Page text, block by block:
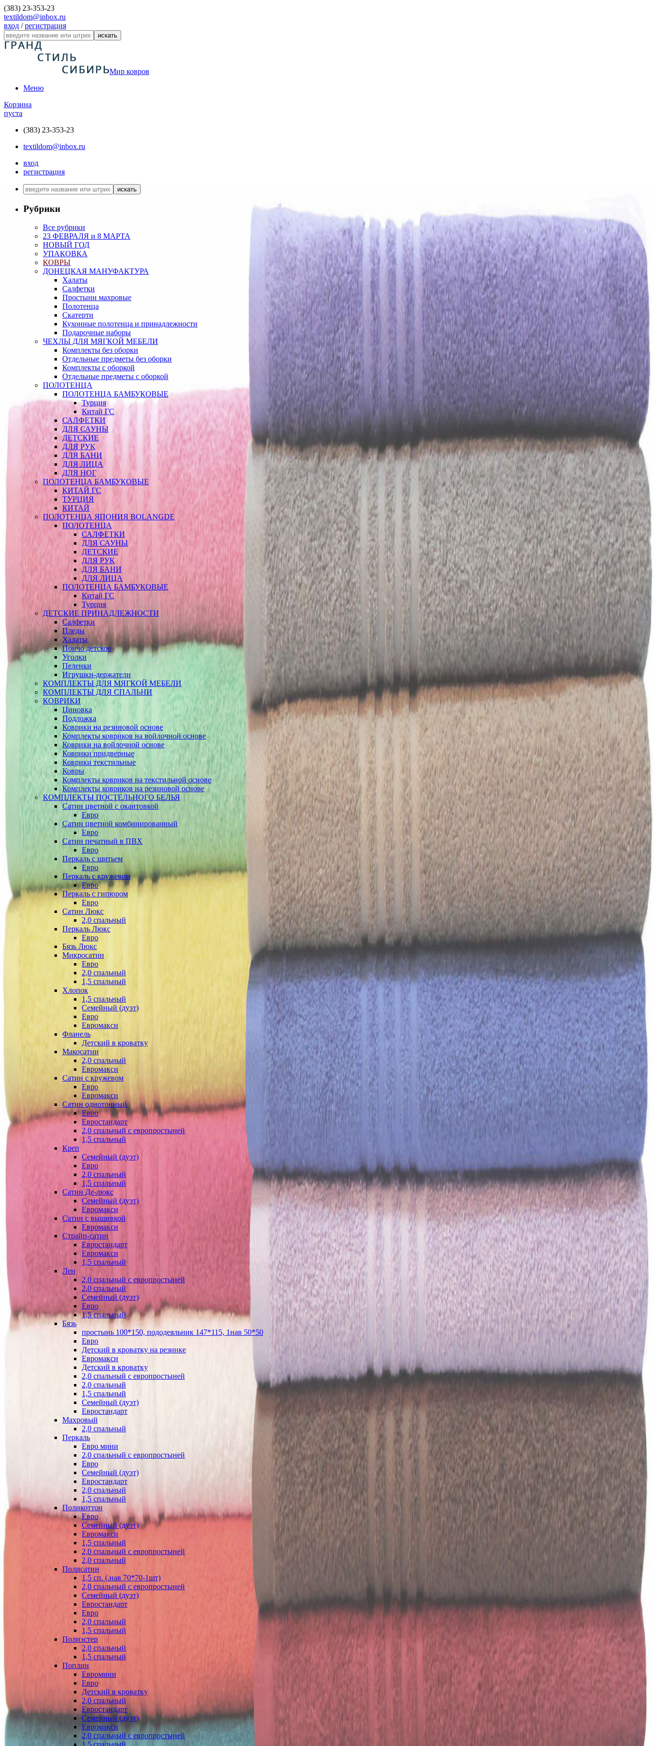
(383) 23-353-23
textildom@inbox.ru
вход /регистрация
искать
Мир ковров
Меню
Корзина
пуста
(383) 23-353-23
textildom@inbox.ru
вход
регистрация
искать
Рубрики
Все рубрики
23 ФЕВРАЛЯ и 8 МАРТА
НОВЫЙ ГОД
УПАКОВКА
КОВРЫ
ДОНЕЦКАЯ МАНУФАКТУРА
Халаты
Салфетки
Простыни махровые
Полотенца
Скатерти
Кухонные полотенца и принадлежности
Подарочные наборы
ЧЕХЛЫ ДЛЯ МЯГКОЙ МЕБЕЛИ
Комплекты без оборки
Отдельные предметы без оборки
Комплекты с оборкой
Отдельные предметы с оборкой
ПОЛОТЕНЦА
ПОЛОТЕНЦА БАМБУКОВЫЕ
Турция
Китай ГС
САЛФЕТКИ
ДЛЯ САУНЫ
ДЕТСКИЕ
ДЛЯ РУК
ДЛЯ БАНИ
ДЛЯ ЛИЦА
ДЛЯ НОГ
ПОЛОТЕНЦА БАМБУКОВЫЕ
КИТАЙ ГС
ТУРЦИЯ
КИТАЙ
ПОЛОТЕНЦА ЯПОНИЯ BOLANGDE
ПОЛОТЕНЦА
САЛФЕТКИ
ДЛЯ САУНЫ
ДЕТСКИЕ
ДЛЯ РУК
ДЛЯ БАНИ
ДЛЯ ЛИЦА
ПОЛОТЕНЦА БАМБУКОВЫЕ
Китай ГС
Турция
ДЕТСКИЕ ПРИНАДЛЕЖНОСТИ
Салфетки
Пледы
Халаты
Пончо детское
Уголки
Пеленки
Игрушки-держатели
КОМПЛЕКТЫ ДЛЯ МЯГКОЙ МЕБЕЛИ
КОМПЛЕКТЫ ДЛЯ СПАЛЬНИ
КОВРИКИ
Циновка
Подложка
Коврики на резиновой основе
Комплекты ковриков на войлочной основе
Коврики на войлочной основе
Коврики придверные
Коврики текстильные
Ковры
Комплекты ковриков на текстильной основе
Комплекты ковриков на резиновой основе
КОМПЛЕКТЫ ПОСТЕЛЬНОГО БЕЛЬЯ
Сатин цветной с окантовкой
Евро
Сатин цветной комбинированный
Евро
Сатин печатный в ПВХ
Евро
Перкаль с шитьем
Евро
Перкаль с кружевом
Евро
Перкаль с гипюром
Евро
Сатин Люкс
2,0 спальный
Перкаль Люкс
Евро
Бязь Люкс
Микросатин
Евро
2,0 спальный
1,5 спальный
Хлопок
1,5 спальный
Семейный (дуэт)
Евро
Евромакси
Фланель
Детский в кроватку
Макосатин
2,0 спальный
Евромакси
Сатин с кружевом
Евро
Евромакси
Сатин однотонный
Евро
Евростандарт
2,0 спальный с европростыней
1,5 спальный
Креп
Семейный (дуэт)
Евро
2,0 спальный
1,5 спальный
Сатин Де-люкс
Семейный (дуэт)
Евромакси
Сатин с вышивкой
Евромакси
Страйп-сатин
Евростандарт
Евромакси
1,5 спальный
Лен
2,0 спальный с европростыней
2,0 спальный
Семейный (дуэт)
Евро
1,5 спальный
Бязь
простынь 100*150, пододеяльник 147*115, 1нав 50*50
Евро
Детский в кроватку на резинке
Евромакси
Детский в кроватку
2,0 спальный с европростыней
2,0 спальный
1,5 спальный
Семейный (дуэт)
Евростандарт
Махровый
2,0 спальный
Перкаль
Евро мини
2,0 спальный с европростыней
Евро
Семейный (дуэт)
Евростандарт
2,0 спальный
1,5 спальный
Поликоттон
Евро
Семейный (дуэт)
Евромакси
1,5 спальный
2,0 спальный с европростыней
2,0 спальный
Полисатин
1,5 сп. (.нав 70*70-1шт)
2,0 спальный с европростыней
Семейный (дуэт)
Евростандарт
Евро
2,0 спальный
1,5 спальный
Полиэстер
2,0 спальный
1,5 спальный
Поплин
Евромини
Евро
Детский в кроватку
2,0 спальный
Евростандарт
Семейный (дуэт)
Евромакси
2,0 спальный с европростыней